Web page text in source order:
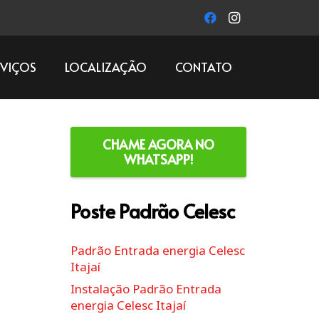
LOCALIZAÇÃO CONTATO
CHAME AGORA NO
WHATSAPP!
Poste Padrão Celesc
Padrão Entrada energia Celesc
Itajaí
Instalação Padrão Entrada
energia Celesc Itajaí